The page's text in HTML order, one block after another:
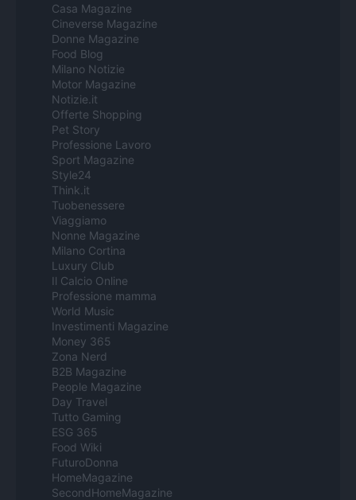
Casa Magazine
Cineverse Magazine
Donne Magazine
Food Blog
Milano Notizie
Motor Magazine
Notizie.it
Offerte Shopping
Pet Story
Professione Lavoro
Sport Magazine
Style24
Think.it
Tuobenessere
Viaggiamo
Nonne Magazine
Milano Cortina
Luxury Club
Il Calcio Online
Professione mamma
World Music
Investimenti Magazine
Money 365
Zona Nerd
B2B Magazine
People Magazine
Day Travel
Tutto Gaming
ESG 365
Food Wiki
FuturoDonna
HomeMagazine
SecondHomeMagazine